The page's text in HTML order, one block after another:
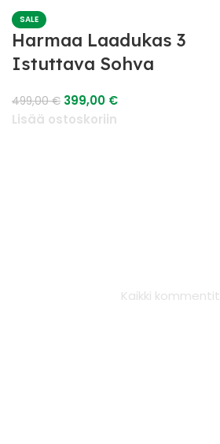
SALE
Harmaa Laadukas 3
Istuttava Sohva
499,00€ 399,00 €
Lisää ostoskoriin
Kaikki kommentit